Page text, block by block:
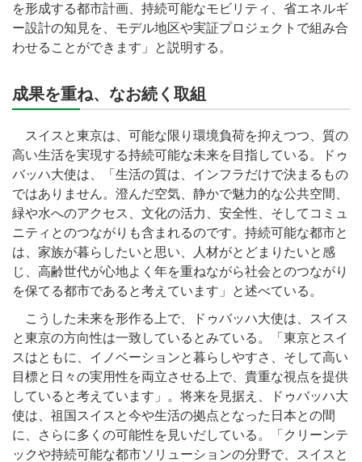
を形成する都市計画、持続可能なモビリティ、省エネルギ
ー設計の知見を、モデル地区や実証プロジェクトで組み合
わせることができます」と説明する。
成果を重ね、なお続く取組
スイスと東京は、可能な限り環境負荷を抑えつつ、質の
高い生活を実現する持続可能な未来を目指している。ドゥ
バッハ大使は、「生活の質は、インフラだけで決まるもの
ではありません。澄んだ空気、静かで魅力的な公共空間、
緑や水へのアクセス、文化の活力、安全性、そしてコミュ
ニティとのつながりも含まれるのです。持続可能な都市と
は、家族が暮らしたいと思い、人材がとどまりたいと感
じ、高齢世代が心地よく年を重ねながら社会とのつながり
を保てる都市であると考えています」と述べている。
こうした未来を形作る上で、ドゥバッハ大使は、スイス
と東京の方向性は一致しているとみている。「東京とスイ
スはともに、イノベーションと暮らしやすさ、そして高い
目標と日々の実用性を両立させる上で、貴重な視点を提供
していると考えています」。将来を見据え、ドゥバッハ大
使は、祖国スイスと今や生活の拠点となった日本との間
に、さらに多くの可能性を見いだしている。「クリーンテ
ックや持続可能な都市ソリューションの分野で、スイスと